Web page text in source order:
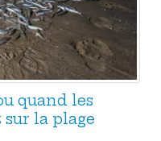
quand les
la plage